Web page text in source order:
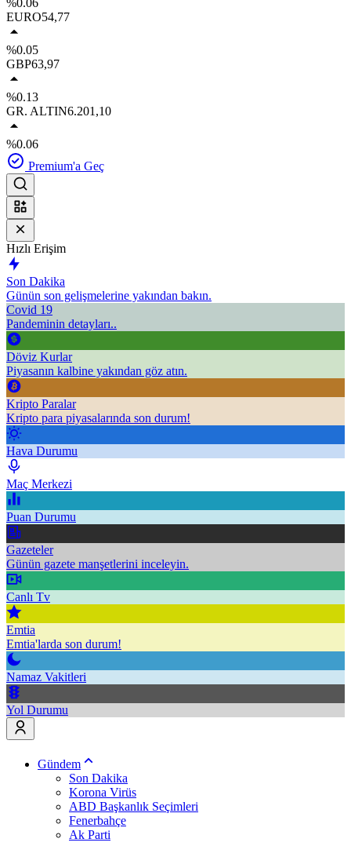
%0.06
EURO54,77
%0.05
GBP63,97
%0.13
GR. ALTIN6.201,10
%0.06
Premium'a Geç
Hızlı Erişim
Son Dakika
Günün son gelişmelerine yakından bakın.
Covid 19
Pandeminin detayları..
Döviz Kurlar
Piyasanın kalbine yakından göz atın.
Kripto Paralar
Kripto para piyasalarında son durum!
Hava Durumu
Maç Merkezi
Puan Durumu
Gazeteler
Günün gazete manşetlerini inceleyin.
Canlı Tv
Emtia
Emtia'larda son durum!
Namaz Vakitleri
Yol Durumu
Gündem
Son Dakika
Korona Virüs
ABD Başkanlık Seçimleri
Fenerbahçe
Ak Parti